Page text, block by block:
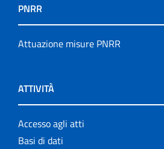
PNRR
Attuazione misure PNRR
ATTIVITÀ
Accesso agli atti
Basi di dati